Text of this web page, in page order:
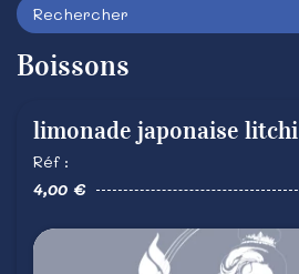
Boissons
limonade japonaise litchi
Réf :
4,00 €